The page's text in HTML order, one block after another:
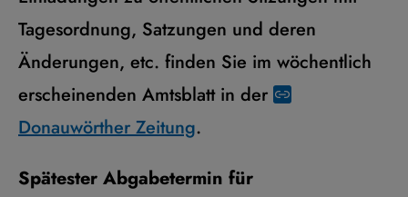
Tagesordnung, Satzungen und deren
Änderungen, etc. finden Sie im wöchentlich
erscheinenden Amtsblatt in der
Donauwörther Zeitung.
Spätester Abgabetermin für